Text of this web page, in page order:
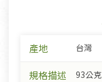
產地 台灣
規格描述 93公克